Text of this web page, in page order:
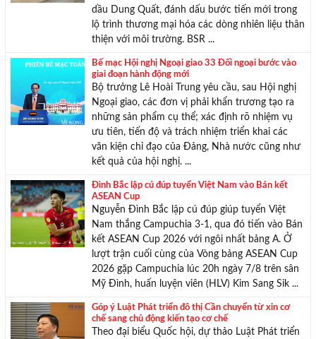
dầu Dung Quất, đánh dấu bước tiến mới trong
lộ trình thương mại hóa các dòng nhiên liệu thân
thiện với môi trường. BSR ...
Bế mạc Hội nghị Ngoại giao 33 Đối ngoại bước vào
giai đoạn hành động mới
Bộ trưởng Lê Hoài Trung yêu cầu, sau Hội nghị
Ngoại giao, các đơn vị phải khẩn trương tạo ra
những sản phẩm cụ thể; xác định rõ nhiệm vụ
ưu tiên, tiến độ và trách nhiệm triển khai các
văn kiện chỉ đạo của Đảng, Nhà nước cũng như
kết quả của hội nghị. ...
Đình Bắc lập cú đúp tuyển Việt Nam vào Bán kết
ASEAN Cup
Nguyễn Đình Bắc lập cú đúp giúp tuyển Việt
Nam thắng Campuchia 3-1, qua đó tiến vào Bán
kết ASEAN Cup 2026 với ngôi nhất bảng A. Ở
lượt trận cuối cùng của Vòng bảng ASEAN Cup
2026 gặp Campuchia lúc 20h ngày 7/8 trên sân
Mỹ Đình, huấn luyện viên (HLV) Kim Sang Sik ...
Góp ý Luật Phát triển đô thị Cần chuyển từ xin cơ
chế sang chủ động kiến tạo cơ chế
Theo đại biểu Quốc hội, dự thảo Luật Phát triển